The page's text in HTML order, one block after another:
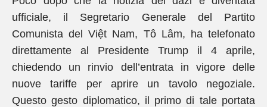
ufficiale, il Segretario Generale del Partito
Comunista del Việt Nam, Tô Lâm, ha telefonato
direttamente al Presidente Trump il 4 aprile,
chiedendo un rinvio dell’entrata in vigore delle
nuove tariffe per aprire un tavolo negoziale.
Questo gesto diplomatico, il primo di tale portata